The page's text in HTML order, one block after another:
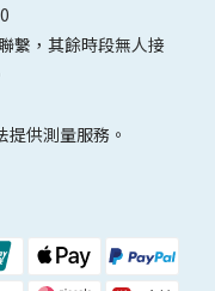
繫，其餘時段無人接
提供測量服務。